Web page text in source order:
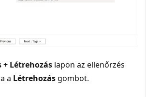
+ Létrehozás lapon az ellenőrzés
a Létrehozás gombot.